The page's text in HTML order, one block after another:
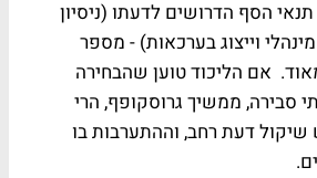
הסף הדרושים לדעתו (ניסיון
וייצוג בערכאות) - מספר
אם הליכוד טוען שהבחירה
סבירה, ממשיך גרוסקופף, הרי
שיקול דעת רחב, וההתערבות בו